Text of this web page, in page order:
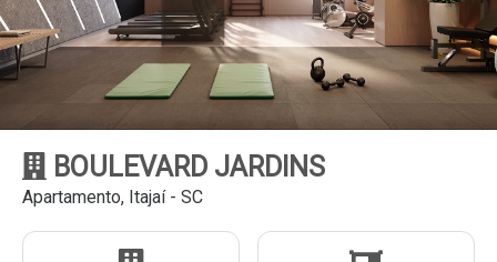
BOULEVARD JARDINS
Apartamento, Itajaí - SC
Continuar